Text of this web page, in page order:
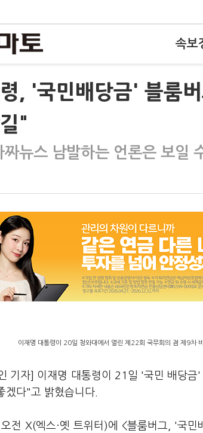
속보
, '국민배당금' 블룸
"
짜뉴스 남발하는 언론은 보일
이재명 대통령이 20일 청와대에서 열린 제22회 국무회의 겸 제9차
기자] 이재명 대통령이 21일 '국민 배당금
겠다"고 밝혔습니다.
전 X(엑스·옛 트위터)에 <블룸버그, '국